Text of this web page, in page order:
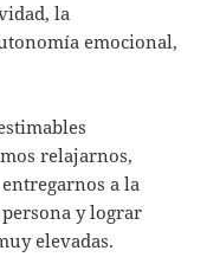
la
emocional,
relajarnos,
a la
y lograr
elevadas.